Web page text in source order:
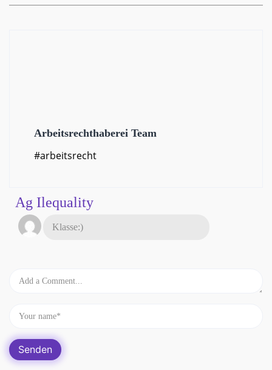
Arbeitsrechthaberei Team
#arbeitsrecht
Ag Ilequality
Klasse:)